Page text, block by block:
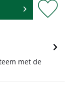
met de